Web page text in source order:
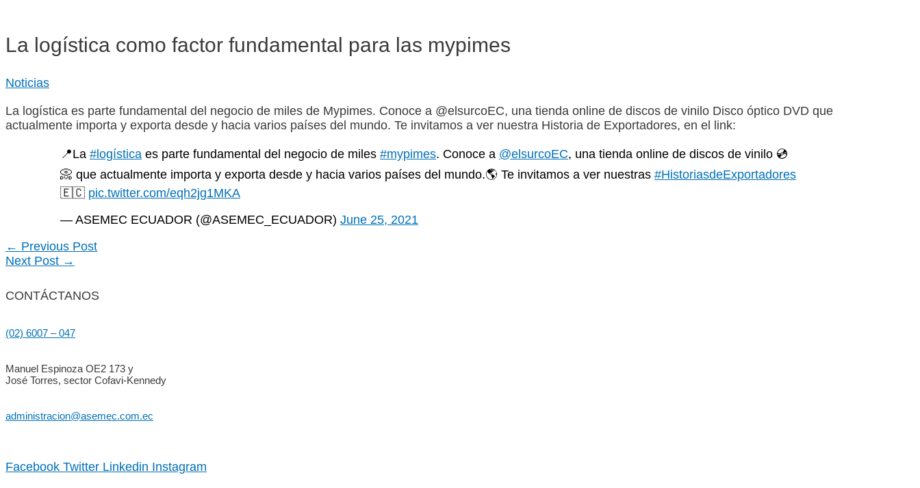
La logística como factor fundamental para las mypimes
Noticias
La logística es parte fundamental del negocio de miles de Mypimes. Conoce a @elsurcoEC, una tienda online de discos de vinilo Disco óptico DVD que
actualmente importa y exporta desde y hacia varios países del mundo. Te invitamos a ver nuestra Historia de Exportadores, en el link:
📍La #logística es parte fundamental del negocio de miles #mypimes. Conoce a @elsurcoEC, una tienda online de discos de vinilo 💿
📀 que actualmente importa y exporta desde y hacia varios países del mundo.🌎 Te invitamos a ver nuestras #HistoriasdeExportadores
🇪🇨 pic.twitter.com/eqh2jg1MKA
— ASEMEC ECUADOR (@ASEMEC_ECUADOR) June 25, 2021
Post
navigation
← Previous Post
Next Post →
CONTÁCTANOS
(02) 6007 – 047
Manuel Espinoza OE2 173 y
José Torres, sector Cofavi-Kennedy
administracion@asemec.com.ec
Facebook Twitter Linkedin Instagram